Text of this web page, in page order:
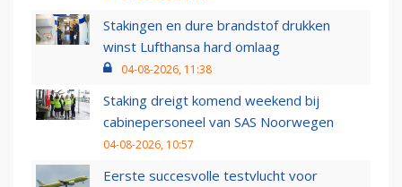
Stakingen en dure brandstof drukken
winst Lufthansa hard omlaag
04-08-2026, 11:38
Staking dreigt komend weekend bij
cabinepersoneel van SAS Noorwegen
04-08-2026, 10:57
Eerste succesvolle testvlucht voor